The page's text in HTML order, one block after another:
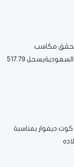
مكاسب
أسبوعية..وعيار 24 في السعوديةيسجل 517.79
ديفوار بمناسبة